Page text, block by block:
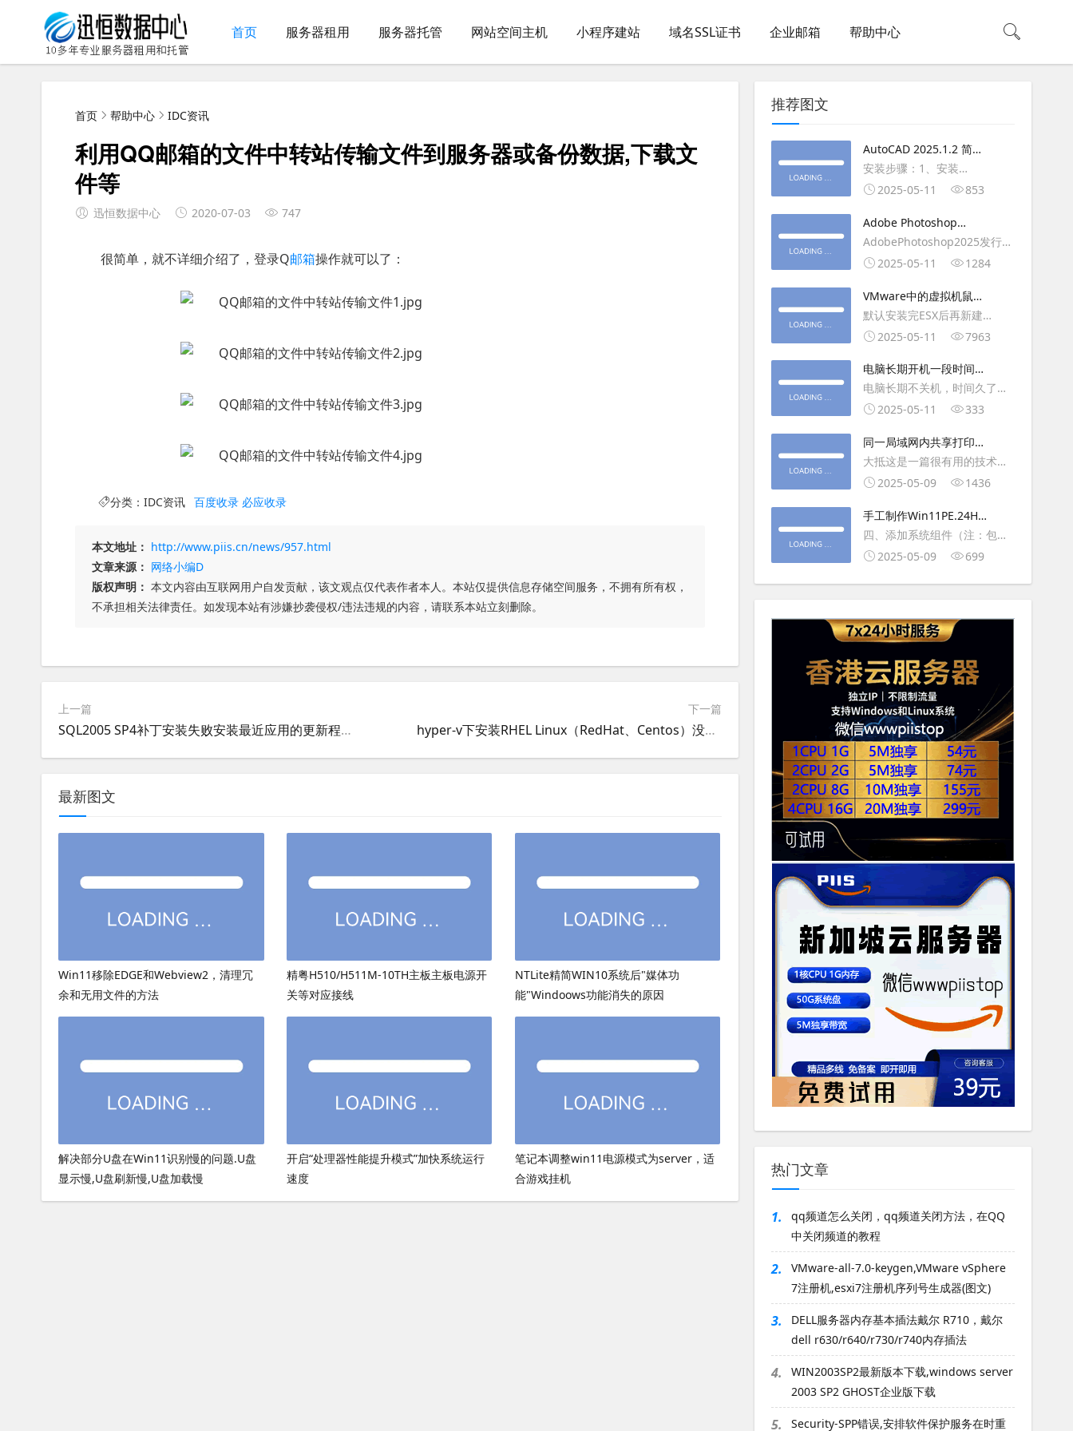
首页 服务器租用 服务器托管 网站空间主机 小程序建站 域名SSL证书 企业邮箱 帮助中心
首页 帮助中心 IDC资讯
利用QQ邮箱的文件中转站传输文件到服务器或备份数据,下载文
件等
迅恒数据中心 2020-07-03 747
很简单，就不详细介绍了，登录Q邮箱操作就可以了：
分类： IDC资讯 百度收录 必应收录
本文地址： http://www.piis.cn/news/957.html
文章来源： 网络小编D
版权声明： 本文内容由互联网用户自发贡献，该文观点仅代表作者本人。本站仅提供信息存储空间服务，不拥有所有权，
不承担相关法律责任。如发现本站有涉嫌抄袭侵权/违法违规的内容，请联系本站立刻删除。
上一篇
SQL2005 SP4补丁安装失败安装最近应用的更新程序KB2463332失败解决方法
下一篇
hyper-v下安装RHEL Linux（RedHat、Centos）没有网卡问题解决，hyper-v安装linux集成服务包
最新图文
Win11移除EDGE和Webview2，清理冗
余和无用文件的方法
精粤H510/H511M-10TH主板主板电源开
关等对应接线
NTLite精简WIN10系统后"媒体功
能"Windoows功能消失的原因
解决部分U盘在Win11识别慢的问题.U盘
显示慢,U盘刷新慢,U盘加载慢
开启“处理器性能提升模式”加快系统运行
速度
笔记本调整win11电源模式为server，适
合游戏挂机
推荐图文
AutoCAD 2025.1.2 简体
中文版（64位）破解版下
载
安装步骤：1、安装
AutoCAD_2025.1.2_Update3、
复制Crack里面的文件到
AutoCAD安装目录里，覆盖同
名文件4、完最低
2025-05-11 853
Adobe Photoshop
2025（v26.6.1）多语言
破解版下载
AdobePhotoshop2025发行
年：2025版本：26.6.1.7开发
平台：WindowsX64界面语
言：英语/匈牙利/匈牙利/越南/
荷兰/印尼/西班牙/西班牙语/意
大利
2025-05-11 1284
VMware中的虚拟机鼠标
移动缓慢,VMware虚拟机
卡顿慢,鼠标移动卡顿问题
默认安装完ESX后再新建
WINDOWS虚拟主机，如
操作虚拟主机，鼠标会非常
钝，这是因为虚拟机没有鼠标
驱动，通过安装vmwaretool后
就可以解决此问
2025-05-11 7963
电脑长期开机一段时间就
卡顿怎么处理
电脑长期不关机，时间久了就
会一直卡，CPU和内存都没占
久，打开任务管理器5秒钟。一
般重启下电脑就可以了或重启
下资源管理器(explorer.exe进
程).
2025-05-11 333
同一局域网内共享打印机
的连接及相关问题解决方
法
大抵这是一篇很有用的技术教
程文章吧！涉及的内容普遍而
不自觉地点赞收藏吧~包含内容
有：共享前的准备工作在设置
打印机共享之前，你得先确保
两台电脑
2025-05-09 1436
手工制作Win11PE.24H2
LTSC2024详细教程2
四、添加系统组件（注：包含
DWM、BitLocker解锁、MMC
第5卷提取以下文件到BOOT文
件夹：;DWM桌面窗口管理器
2025-05-09 699
热门文章
1.
qq频道怎么关闭，qq频道关闭方法，在QQ
中关闭频道的教程
2.
VMware-all-7.0-keygen,VMware vSphere
7注册机,esxi7注册机序列号生成器(图文)
3.
DELL服务器内存基本插法戴尔 R710，戴尔
dell r630/r640/r730/r740内存插法
4.
WIN2003SP2最新版本下载,windows server
2003 SP2 GHOST企业版下载
5. Security-SPP错误,安排软件保护服务在时重